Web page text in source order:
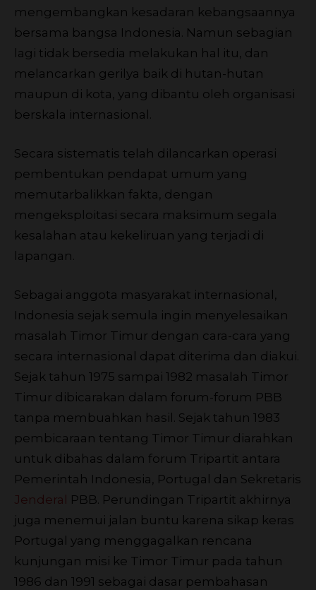
mengembangkan kesadaran kebangsaannya
bersama bangsa Indonesia. Namun sebagian
lagi tidak bersedia melakukan hal itu, dan
melancarkan gerilya baik di hutan-hutan
maupun di kota, yang dibantu oleh organisasi
berskala internasional.
Secara sistematis telah dilancarkan operasi
pembentukan pendapat umum yang
memutarbalikkan fakta, dengan
mengeksploitasi secara maksimum segala
kesalahan atau kekeliruan yang terjadi di
lapangan.
Sebagai anggota masyarakat internasional,
Indonesia sejak semula ingin menyelesaikan
masalah Timor Timur dengan cara-cara yang
secara internasional dapat diterima dan diakui.
Sejak tahun 1975 sampai 1982 masalah Timor
Timur dibicarakan dalam forum-forum PBB
tanpa membuahkan hasil. Sejak tahun 1983
pembicaraan tentang Timor Timur diarahkan
untuk dibahas dalam forum Tripartit antara
Pemerintah Indonesia, Portugal dan Sekretaris
Jenderal
PBB. Perundingan Tripartit akhirnya
juga menemui jalan buntu karena sikap keras
Portugal yang menggagalkan rencana
kunjungan misi ke Timor Timur pada tahun
1986 dan 1991 sebagai dasar pembahasan